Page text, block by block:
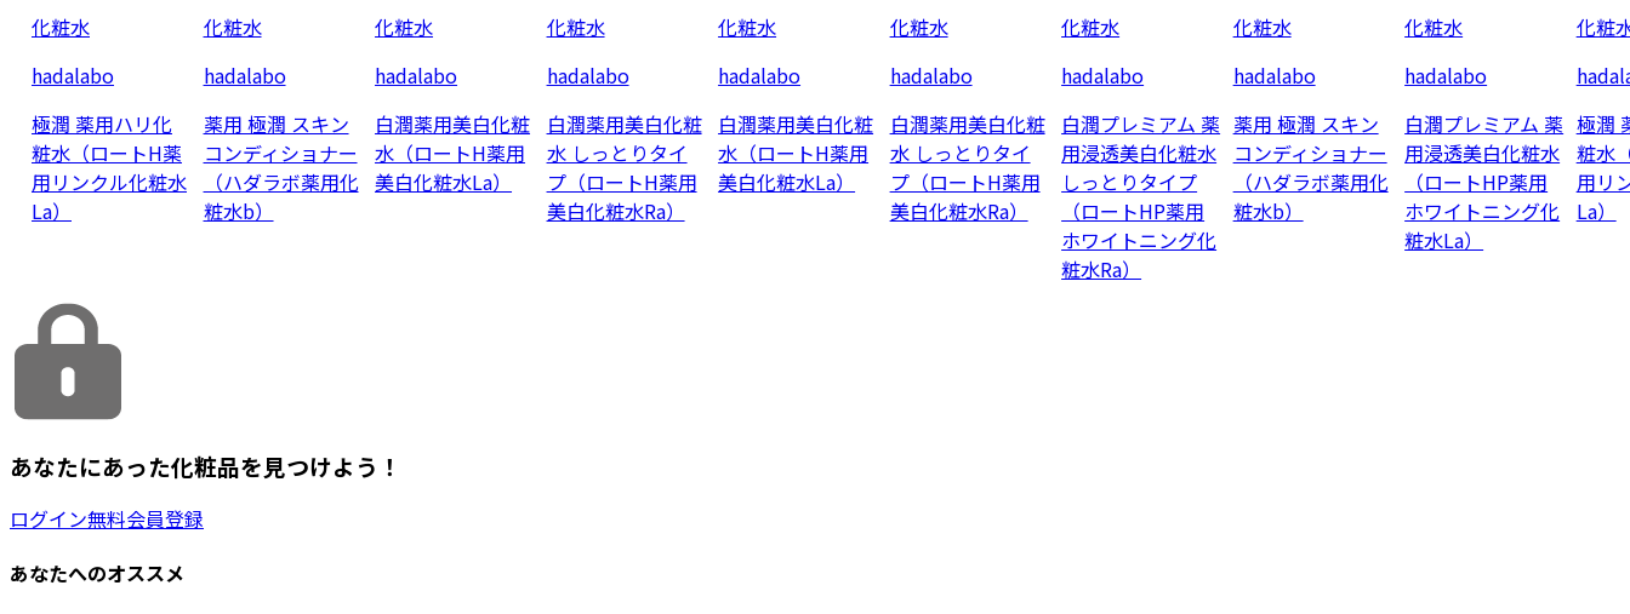
化粧水
hadalabo
極潤 薬用ハリ化
粧水（ロートH薬
用リンクル化粧水
La）
化粧水
hadalabo
薬用 極潤 スキン
コンディショナー
（ハダラボ薬用化
粧水b）
化粧水
hadalabo
白潤薬用美白化粧
水（ロートH薬用
美白化粧水La）
化粧水
hadalabo
白潤薬用美白化粧
水 しっとりタイ
プ（ロートH薬用
美白化粧水Ra）
化粧水
hadalabo
白潤薬用美白化粧
水（ロートH薬用
美白化粧水La）
化粧水
hadalabo
白潤薬用美白化粧
水 しっとりタイ
プ（ロートH薬用
美白化粧水Ra）
化粧水
hadalabo
白潤プレミアム 薬
用浸透美白化粧水
しっとりタイプ
（ロートHP薬用
ホワイトニング化
粧水Ra）
化粧水
hadalabo
薬用 極潤 スキン
コンディショナー
（ハダラボ薬用化
粧水b）
化粧水
hadalabo
白潤プレミアム 薬
用浸透美白化粧水
（ロートHP薬用
ホワイトニング化
粧水La）
化粧
極潤
粧水
用リ
La）
あなたにあった化粧品を見つけよう！
ログイン無料会員登録
あなたへのオススメ